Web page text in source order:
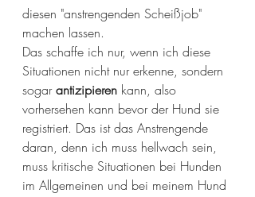
diesen "anstrengenden Scheißjob"
machen lassen.
Das schaffe ich nur, wenn ich diese
Situationen nicht nur erkenne, sondern
sogar antizipieren kann, also
vorhersehen kann bevor der Hund sie
registriert. Das ist das Anstrengende
daran, denn ich muss hellwach sein,
muss kritische Situationen bei Hunden
im Allgemeinen und bei meinem Hund